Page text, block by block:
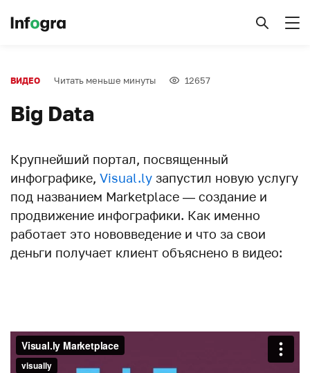
ВИДЕО Читать меньше минуты 12657
Big Data
Крупнейший портал, посвященный
инфографике, Visual.ly запустил новую услугу
под названием Marketplace — создание и
продвижение инфографики. Как именно
работает это нововведение и что за свои
деньги получает клиент объяснено в видео: